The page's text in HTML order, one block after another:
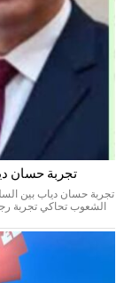
تجربة حسان
تجربة حسان دياب بين
الشعوب تحاكي تجربة